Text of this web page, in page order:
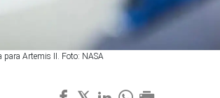
para Artemis II. Foto: NASA